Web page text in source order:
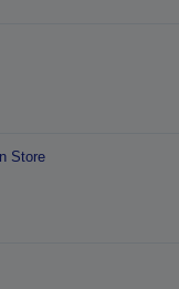
Store